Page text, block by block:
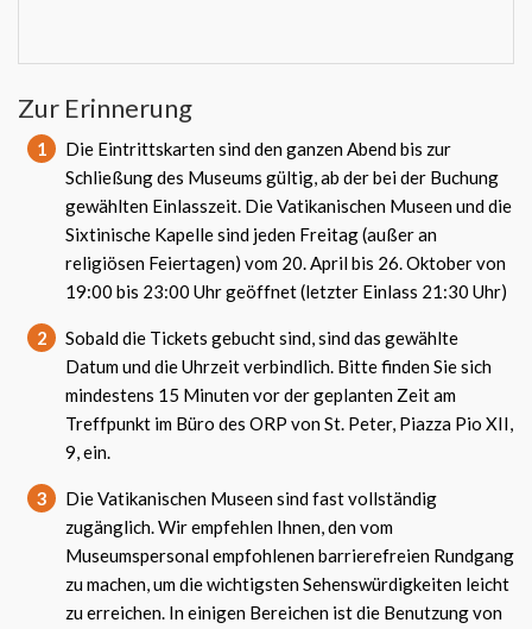
Zur Erinnerung
1
Die Eintrittskarten sind den ganzen Abend bis zur
Schließung des Museums gültig, ab der bei der Buchung
gewählten Einlasszeit. Die Vatikanischen Museen und die
Sixtinische Kapelle sind jeden Freitag (außer an
religiösen Feiertagen) vom 20. April bis 26. Oktober von
19:00 bis 23:00 Uhr geöffnet (letzter Einlass 21:30 Uhr)
2
Sobald die Tickets gebucht sind, sind das gewählte
Datum und die Uhrzeit verbindlich. Bitte finden Sie sich
mindestens 15 Minuten vor der geplanten Zeit am
Treffpunkt im Büro des ORP von St. Peter, Piazza Pio XII,
9, ein.
3
Die Vatikanischen Museen sind fast vollständig
zugänglich. Wir empfehlen Ihnen, den vom
Museumspersonal empfohlenen barrierefreien Rundgang
zu machen, um die wichtigsten Sehenswürdigkeiten leicht
zu erreichen. In einigen Bereichen ist die Benutzung von